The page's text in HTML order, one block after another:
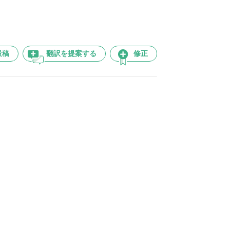
稿 翻訳を提案する 修正